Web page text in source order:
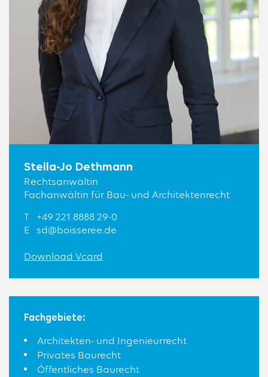
Stella-Jo Dethmann
Rechtsanwältin
Fachanwältin für Bau- und Architektenrecht
T
+49 221 8888 29-0
E
sd@boisseree.de
Download Vcard
Fachgebiete:
Architekten- und Ingenieurrecht
Privates Baurecht
Öffentliches Baurecht